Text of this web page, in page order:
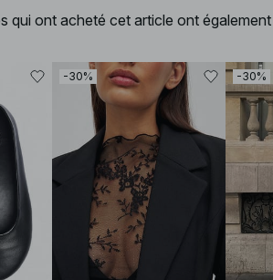
qui ont acheté cet article ont également
-30% -30%